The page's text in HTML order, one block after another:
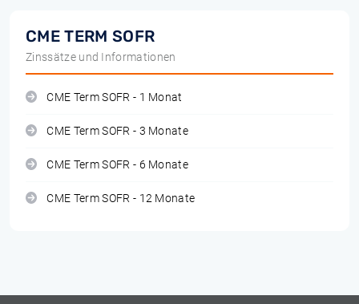
CME TERM SOFR
Zinssätze und Informationen
CME Term SOFR - 1 Monat
CME Term SOFR - 3 Monate
CME Term SOFR - 6 Monate
CME Term SOFR - 12 Monate